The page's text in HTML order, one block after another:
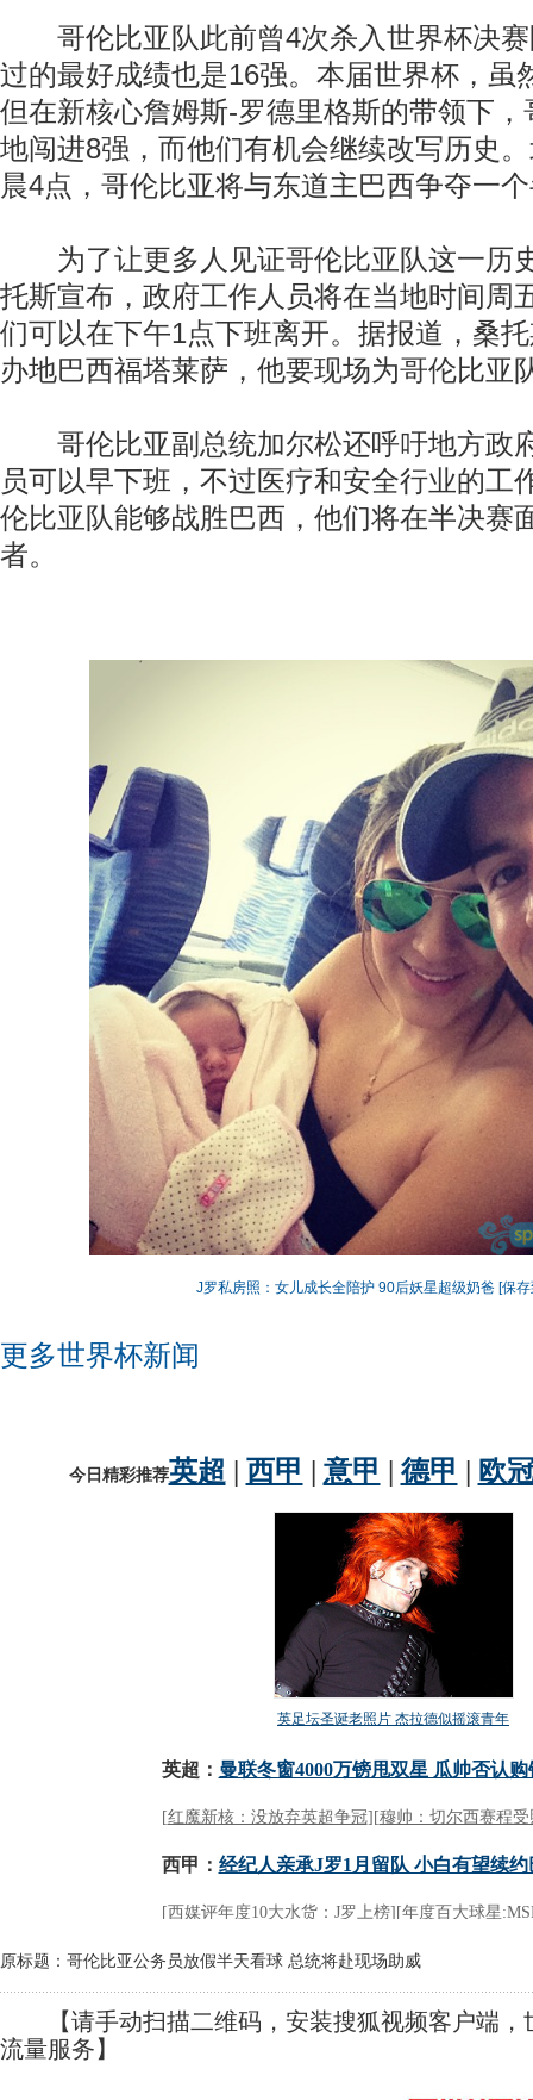
哥伦比亚队此前曾4次杀入世界杯决赛
过的最好成绩也是16强。本届世界杯，虽
但在新核心詹姆斯-罗德里格斯的带领下
地闯进8强，而他们有机会继续改写历史
晨4点，哥伦比亚将与东道主巴西争夺一
为了让更多人见证哥伦比亚队这一历
托斯宣布，政府工作人员将在当地时间周
们可以在下午1点下班离开。据报道，桑
办地巴西福塔莱萨，他要现场为哥伦比亚
哥伦比亚副总统加尔松还呼吁地方政
员可以早下班，不过医疗和安全行业的工
伦比亚队能够战胜巴西，他们将在半决赛
者。
J罗私房照：女儿成长全陪护 90后妖星超级奶爸 [保
更多世界杯新闻
原标题：哥伦比亚公务员放假半天看球 总统将赴现场助威
【请手动扫描二维码，安装搜狐视频客户端，
流量服务】